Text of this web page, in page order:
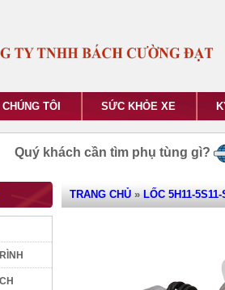
TÔI SỨC KHỎE XE
Quý khách cần tìm phụ tùng gì?
TRANG CHỦ » LỐC 5H11-